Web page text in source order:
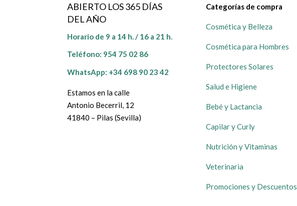
ABIERTO LOS 365 DÍAS
DEL AÑO
Horario de 9 a 14 h. / 16 a 21 h.
Teléfono: 954 75 02 86
WhatsApp: +34 698 90 23 42
Estamos en la calle
Antonio Becerril, 12
41840 – Pilas (Sevilla)
Categorías de compra
Cosmética y Belleza
Cosmética para Hombres
Protectores Solares
Salud e Higiene
Bebé y Lactancia
Capilar y Curly
Nutrición y Vitaminas
Veterinaria
Promociones y Descuentos